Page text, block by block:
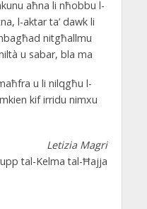
aħna li nħobbu l-
l-aktar ta’ dawk li
nitgħallmu
u sabar, bla ma
u li nilqgħu l-
kif irridu nimxu
Letizia Magri
tal-Kelma tal-Ħajja